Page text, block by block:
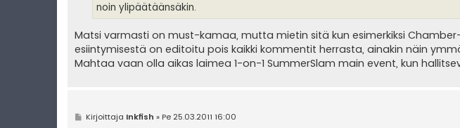
noin ylipäätäänsäkin.
Matsi varmasti on must-kamaa, mutta mietin sitä kun esimerkiksi
esiintymisestä on editoitu pois kaikki kommentit herrasta, ainakin näin
Mahtaa vaan olla aikas laimea 1-on-1 SummerSlam main event, kun
VKirjoittaja Inkfish » Pe 25.03.2011 16:00